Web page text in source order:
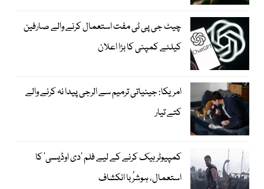
چیٹ جی پی ٹی مفت استعمال کرنے والے صارفین
کیلئے کمپنی کا بڑا اعلان
امریکا: جینیاتی ترمیم سے الرجی پیدا نہ کرنے والے
کتے تیار
کمپیوٹر ہیک کرنے کے لیے فلم ’دی اوڈیسی‘ کا
استعمال، ہوشرُبا انکشاف